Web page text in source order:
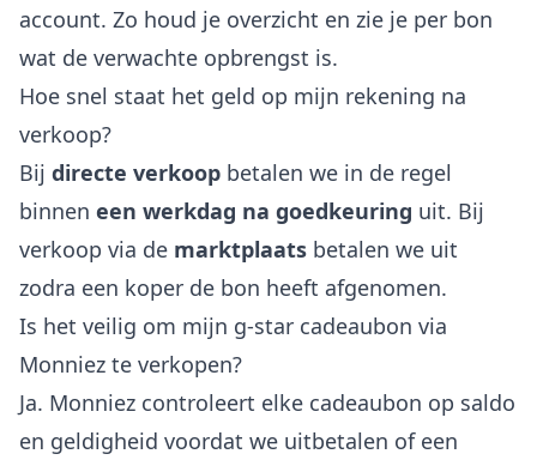
account. Zo houd je overzicht en zie je per bon
wat de verwachte opbrengst is.
Hoe snel staat het geld op mijn rekening na
verkoop?
Bij directe verkoop betalen we in de regel
binnen een werkdag na goedkeuring uit. Bij
verkoop via de marktplaats betalen we uit
zodra een koper de bon heeft afgenomen.
Is het veilig om mijn g-star cadeaubon via
Monniez te verkopen?
Ja. Monniez controleert elke cadeaubon op saldo
en geldigheid voordat we uitbetalen of een